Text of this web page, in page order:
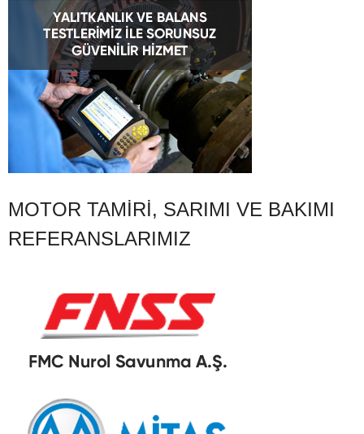
MOTOR TAMIRI, SARIMI VE BAKIMI
REFERANSLARIMIZ